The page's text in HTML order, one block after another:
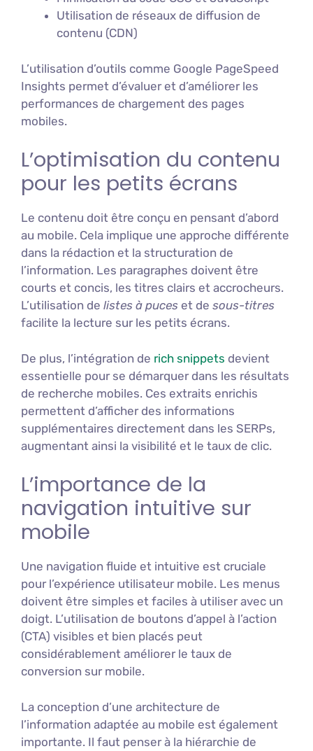
Utilisation de réseaux de diffusion de
contenu (CDN)
L’utilisation d’outils comme Google PageSpeed
Insights permet d’évaluer et d’améliorer les
performances de chargement des pages
mobiles.
L’optimisation du contenu
pour les petits écrans
Le contenu doit être conçu en pensant d’abord
au mobile. Cela implique une approche différente
dans la rédaction et la structuration de
l’information. Les paragraphes doivent être
courts et concis, les titres clairs et accrocheurs.
L’utilisation de listes à puces et de sous-titres
facilite la lecture sur les petits écrans.
De plus, l’intégration de rich snippets devient
essentielle pour se démarquer dans les résultats
de recherche mobiles. Ces extraits enrichis
permettent d’afficher des informations
supplémentaires directement dans les SERPs,
augmentant ainsi la visibilité et le taux de clic.
L’importance de la
navigation intuitive sur
mobile
Une navigation fluide et intuitive est cruciale
pour l’expérience utilisateur mobile. Les menus
doivent être simples et faciles à utiliser avec un
doigt. L’utilisation de boutons d’appel à l’action
(CTA) visibles et bien placés peut
considérablement améliorer le taux de
conversion sur mobile.
La conception d’une architecture de
l’information adaptée au mobile est également
importante. Il faut penser à la hiérarchie de